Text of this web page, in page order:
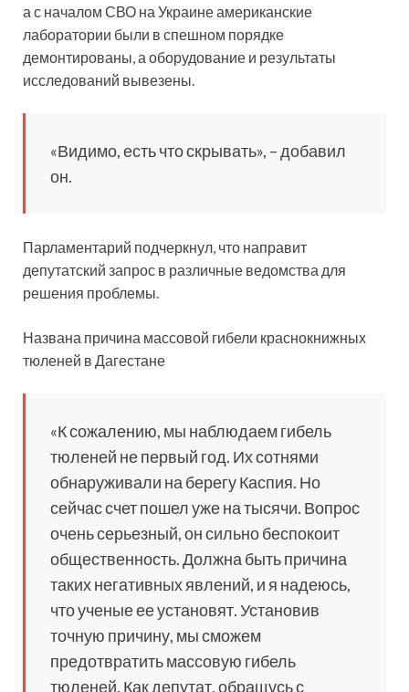
а с началом СВО на Украине американские
лаборатории были в спешном порядке
демонтированы, а оборудование и результаты
исследований вывезены.
«Видимо, есть что скрывать», – добавил
он.
Парламентарий подчеркнул, что направит
депутатский запрос в различные ведомства для
решения проблемы.
Названа причина массовой гибели краснокнижных
тюленей в Дагестане
«К сожалению, мы наблюдаем гибель
тюленей не первый год. Их сотнями
обнаруживали на берегу Каспия. Но
сейчас счет пошел уже на тысячи. Вопрос
очень серьезный, он сильно беспокоит
общественность. Должна быть причина
таких негативных явлений, и я надеюсь,
что ученые ее установят. Установив
точную причину, мы сможем
предотвратить массовую гибель
тюленей. Как депутат, обращусь с